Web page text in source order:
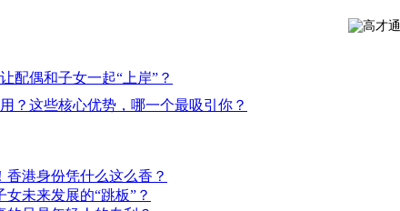
©
配偶和子女一起“上岸”？
？这些核心优势，哪一个最吸引你？
港身份凭什么这么香？
未来发展的“跳板”？